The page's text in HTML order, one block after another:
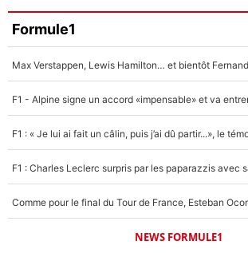
Formule1
NEWS FORMULE1